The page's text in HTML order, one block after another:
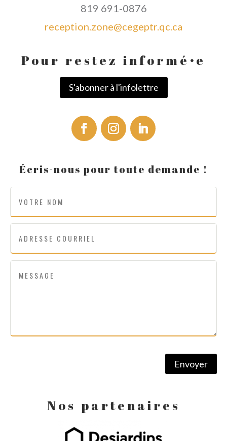
819 691-0876
reception.zone@cegeptr.qc.ca
Pour restez informé ·e
S'abonner à l'infolettre
Écris-nous pour toute demande !
Envoyer
Nos partenaires